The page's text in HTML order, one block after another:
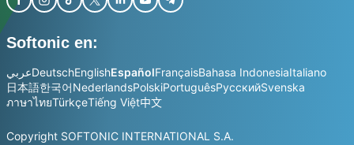
Softonic en:
عربيDeutschEnglishEspañolFrançaisBahasa IndonesiaItaliano
日本語한국어NederlandsPolskiPortuguêsРусскийSvenska
ภาษาไทยTürkçeTiếng Việt中文
Copyright SOFTONIC INTERNATIONAL S.A.